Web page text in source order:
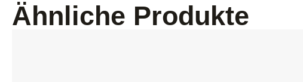
Ähnliche Produkte